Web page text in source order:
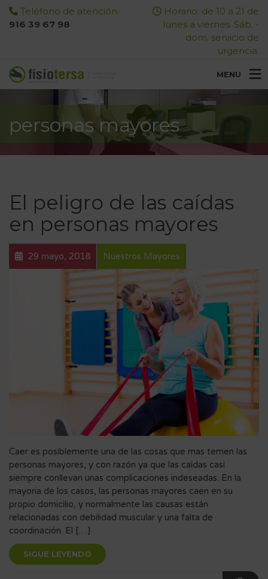
Teléfono de atención:
916 39 67 98
Horario: de 10 a 21 de
lunes a viernes. Sáb. -
dom. servicio de
urgencia.
MENU
personas mayores
El peligro de las caídas
en personas mayores
29 mayo, 2018 Nuestros Mayores
Caer es posiblemente una de las cosas que mas temen las
personas mayores, y con razón ya que las caídas casi
siempre conllevan unas complicaciones indeseadas. En la
mayoría de los casos, las personas mayores caen en su
propio domicilio, y normalmente las causas están
relacionadas con debilidad muscular y una falta de
coordinación. El […]
SIGUE LEYENDO